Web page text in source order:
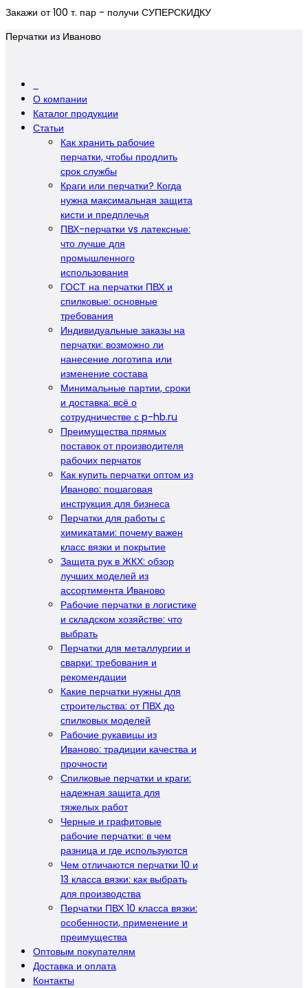
Закажи от 100 т. пар - получи СУПЕРСКИДКУ
Перчатки из Иваново
О компании
Каталог продукции
Статьи
Как хранить рабочие
перчатки, чтобы продлить
срок службы
Краги или перчатки? Когда
нужна максимальная защита
кисти и предплечья
ПВХ-перчатки vs латексные:
что лучше для
промышленного
использования
ГОСТ на перчатки ПВХ и
спилковые: основные
требования
Индивидуальные заказы на
перчатки: возможно ли
нанесение логотипа или
изменение состава
Минимальные партии, сроки
и доставка: всё о
сотрудничестве с p-hb.ru
Преимущества прямых
поставок от производителя
рабочих перчаток
Как купить перчатки оптом из
Иваново: пошаговая
инструкция для бизнеса
Перчатки для работы с
химикатами: почему важен
класс вязки и покрытие
Защита рук в ЖКХ: обзор
лучших моделей из
ассортимента Иваново
Рабочие перчатки в логистике
и складском хозяйстве: что
выбрать
Перчатки для металлургии и
сварки: требования и
рекомендации
Какие перчатки нужны для
строительства: от ПВХ до
спилковых моделей
Рабочие рукавицы из
Иваново: традиции качества и
прочности
Спилковые перчатки и краги:
надежная защита для
тяжелых работ
Черные и графитовые
рабочие перчатки: в чем
разница и где используются
Чем отличаются перчатки 10 и
13 класса вязки: как выбрать
для производства
Перчатки ПВХ 10 класса вязки:
особенности, применение и
преимущества
Оптовым покупателям
Доставка и оплата
Контакты